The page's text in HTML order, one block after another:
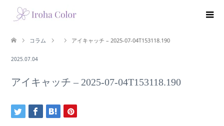
コラム アイキャッチ – 2025-07-04T153118.190
2025.07.04
アイキャッチ – 2025-07-04T153118.190